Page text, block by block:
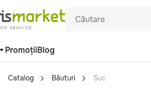
PromoțiiBlog
Catalog Băuturi Suc